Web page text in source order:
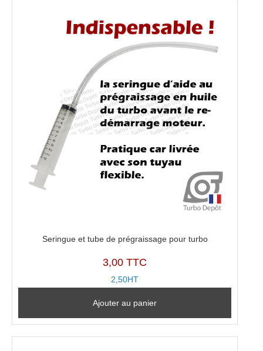
Seringue et tube de prégraissage pour turbo
3,00 TTC
2,50HT
Ajouter au panier